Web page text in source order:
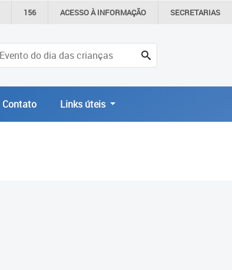
156 ACESSO ÀINFORMAÇÃO SECRETARIAS
Contato Links úteis